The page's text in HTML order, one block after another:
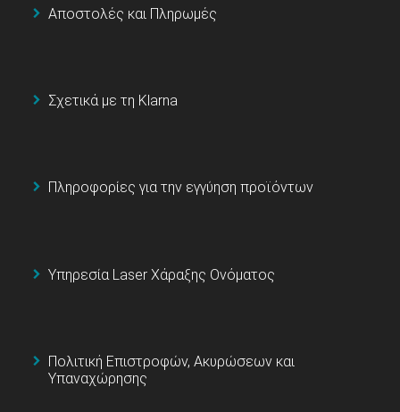
Αποστολές και Πληρωμές
Σχετικά με τη Klarna
Πληροφορίες για την εγγύηση προϊόντων
Υπηρεσία Laser Χάραξης Ονόματος
Πολιτική Επιστροφών, Ακυρώσεων και
Υπαναχώρησης